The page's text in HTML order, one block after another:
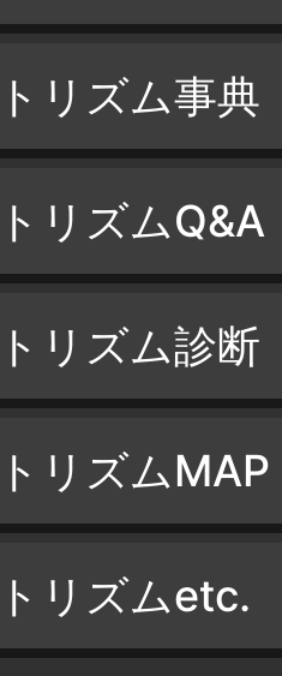
リズム事典
リズムQ&A
リズム診断
リズムMAP
リズムetc.